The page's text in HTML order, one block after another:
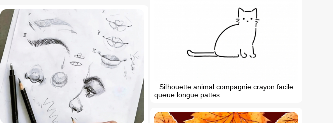
Silhouette animal compagnie crayon facile
queue longue pattes